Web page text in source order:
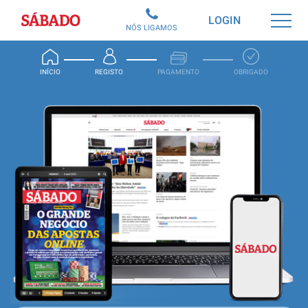
Sábado
INÍCIO REGISTO PAGAMENTO OBRIGADO
LOGIN
NÓS LIGAMOS